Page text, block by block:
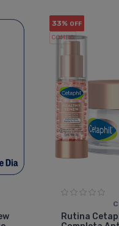
33% OFF
COMBO
Rutina